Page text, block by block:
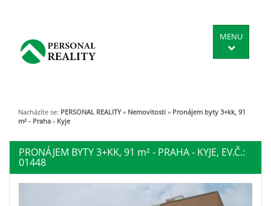
MENU
Nacházíte se: PERSONAL REALITY » Nemovitosti » Pronájem byty 3+kk, 91
m² - Praha - Kyje
PRONÁJEM BYTY 3+KK, 91 m²- PRAHA - KYJE, EV.Č.:
01448